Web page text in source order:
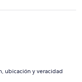
ubicación y veracidad